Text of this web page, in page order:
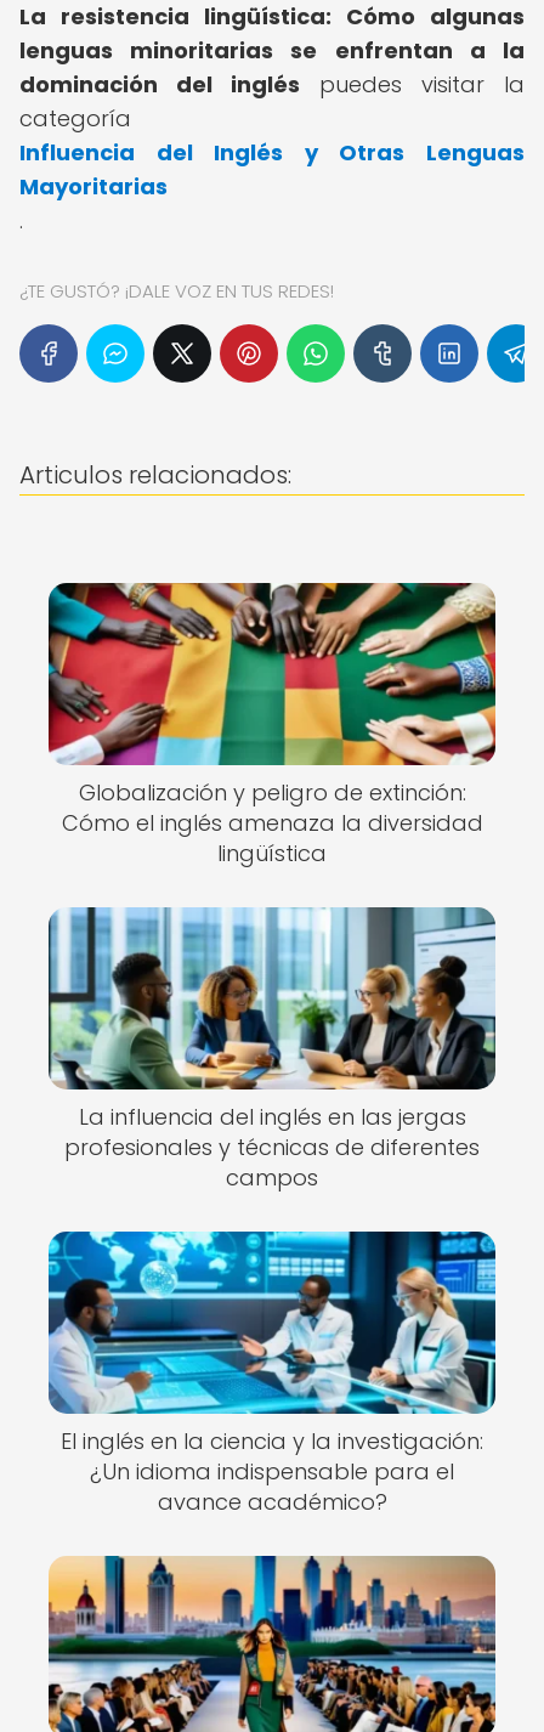
La resistencia lingüística: Cómo algunas
lenguas minoritarias se enfrentan a la
dominación del inglés puedes visitar la
categoría
Influencia del Inglés y Otras Lenguas
Mayoritarias
.
¿TE GUSTÓ? ¡DALE VOZ EN TUS REDES!
Articulos relacionados:
Globalización y peligro de extinción:
Cómo el inglés amenaza la diversidad
lingüística
La influencia del inglés en las jergas
profesionales y técnicas de diferentes
campos
El inglés en la ciencia y la investigación:
¿Un idioma indispensable para el
avance académico?